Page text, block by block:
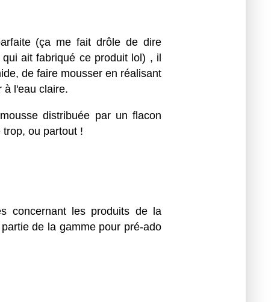
(ça me fait drôle de dire
ait fabriqué ce produit lol) , il
de faire mousser en réalisant
à l'eau claire.
distribuée par un flacon
ou partout !
concernant les produits de la
de la gamme pour pré-ado